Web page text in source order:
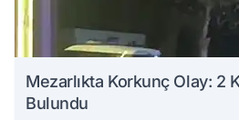
Mezarlıkta Korkunç Olay: 2
Bulundu